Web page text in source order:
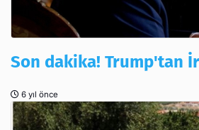
Son dakika! Trump'tan
6 yıl önce